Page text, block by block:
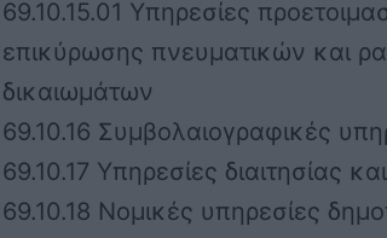
69.10.15.01 Υπηρεσίες
επικύρωσης πνευματικών και
δικαιωμάτων
69.10.16 Συμβολαιογραφικές
69.10.17 Υπηρεσίες διαιτησίας
69.10.18 Νομικές υπηρεσίες